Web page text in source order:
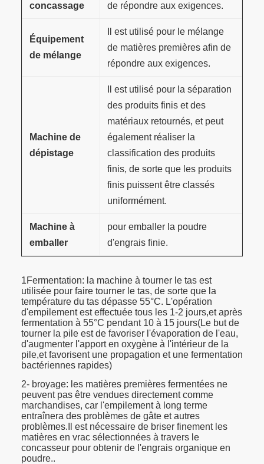
concassage
de répondre aux exigences.
Équipement
de mélange
Il est utilisé pour le mélange
de matières premières afin de
répondre aux exigences.
Machine de
dépistage
Il est utilisé pour la séparation
des produits finis et des
matériaux retournés, et peut
également réaliser la
classification des produits
finis, de sorte que les produits
finis puissent être classés
uniformément.
Machine à
emballer
pour emballer la poudre
d'engrais finie.
1Fermentation: la machine à tourner le tas est
utilisée pour faire tourner le tas, de sorte que la
température du tas dépasse 55°C. L'opération
d'empilement est effectuée tous les 1-2 jours,et après
fermentation à 55°C pendant 10 à 15 jours(Le but de
tourner la pile est de favoriser l'évaporation de l'eau,
d'augmenter l'apport en oxygène à l'intérieur de la
pile,et favorisent une propagation et une fermentation
bactériennes rapides)
2- broyage: les matières premières fermentées ne
peuvent pas être vendues directement comme
marchandises, car l'empilement à long terme
entraînera des problèmes de gâte et autres
problèmes.Il est nécessaire de briser finement les
matières en vrac sélectionnées à travers le
concasseur pour obtenir de l'engrais organique en
poudre..